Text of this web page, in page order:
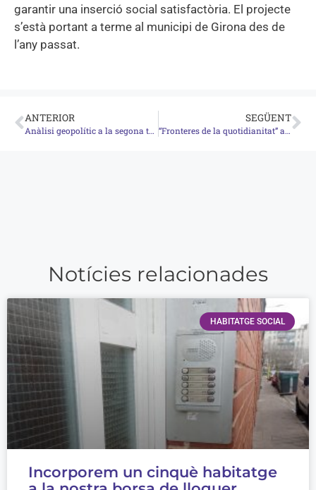
garantir una inserció social satisfactòria. El projecte
s’està portant a terme al municipi de Girona des de
l’any passat.
ANTERIOR
Anàlisi geopolític a la segona taula de Siner[GI]es
SEGÜENT
“Fronteres de la quotidianitat” analitza les fronteres més enllà de les fronteres
Notícies relacionades
HABITATGE SOCIAL
Incorporem un cinquè habitatge